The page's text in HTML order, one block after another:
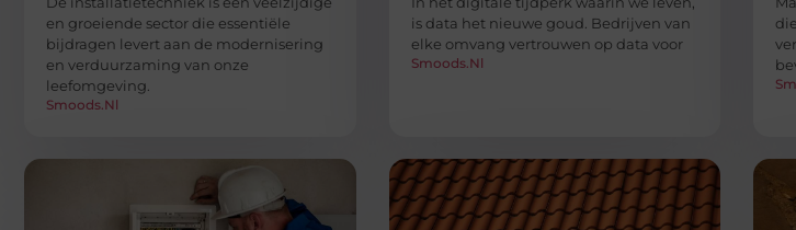
en groeiende sector die essentiële
bijdragen levert aan de modernisering
en verduurzaming van onze
leefomgeving.
Smoods.nl
is data het nieuwe goud. Bedrijven van
elke omvang vertrouwen op data voor
Smoods.nl